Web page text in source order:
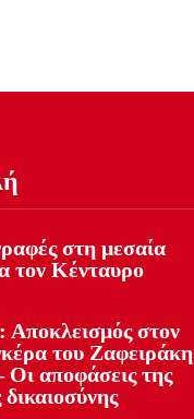
στη μεσαία
τον Κένταυρο
Αποκλεισμός στον
του Ζαφειράκη
αποφάσεις της